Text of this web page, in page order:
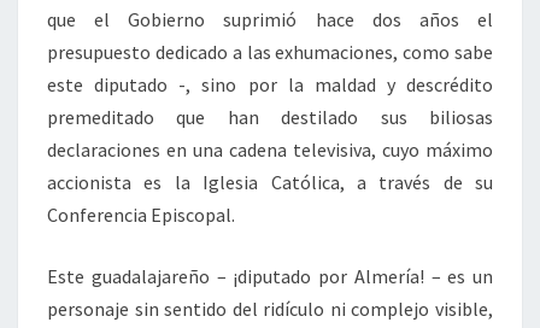
que el Gobierno suprimió hace dos años el
presupuesto dedicado a las exhumaciones, como sabe
este diputado -, sino por la maldad y descrédito
premeditado que han destilado sus biliosas
declaraciones en una cadena televisiva, cuyo máximo
accionista es la Iglesia Católica, a través de su
Conferencia Episcopal.
Este guadalajareño – ¡diputado por Almería! – es un
personaje sin sentido del ridículo ni complejo visible,